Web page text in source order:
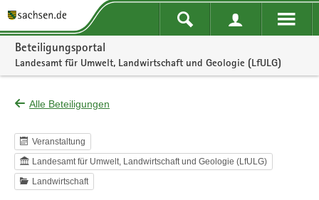
Portalnavigation
Beteiligungsportal
Landesamt für Umwelt, Landwirtschaft und Geologie (LfULG)
Alle Beteiligungen
Veranstaltung
Landesamt für Umwelt, Landwirtschaft und Geologie (LfULG)
Landwirtschaft